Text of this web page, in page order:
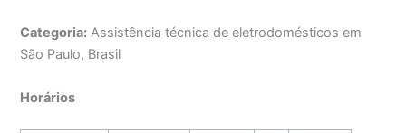
Categoria: Assistência técnica de eletrodomésticos em
São Paulo, Brasil
Horários